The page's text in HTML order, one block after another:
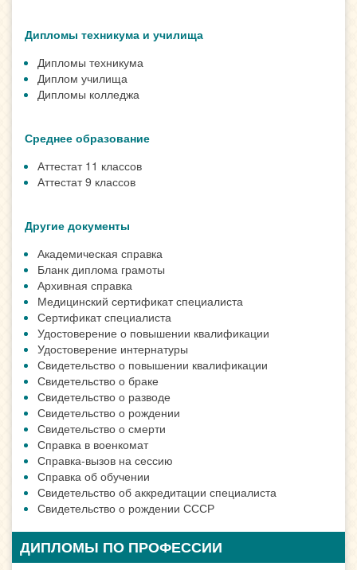
Дипломы техникума и училища
Дипломы техникума
Диплом училища
Дипломы колледжа
Среднее образование
Аттестат 11 классов
Аттестат 9 классов
Другие документы
Академическая справка
Бланк диплома грамоты
Архивная справка
Медицинский сертификат специалиста
Сертификат специалиста
Удостоверение о повышении квалификации
Удостоверение интернатуры
Свидетельство о повышении квалификации
Свидетельство о браке
Свидетельство о разводе
Свидетельство о рождении
Свидетельство о смерти
Справка в военкомат
Справка-вызов на сессию
Справка об обучении
Свидетельство об аккредитации специалиста
Свидетельство о рождении СССР
ДИПЛОМЫ ПО ПРОФЕССИИ